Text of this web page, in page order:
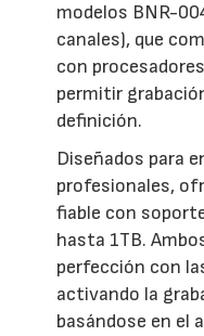
modelos BNR-
canales), que
con
permitir
definición.
Diseñados para
profesionales,
fiable con
hasta 1TB.
perfección con
activando la
basándose en el